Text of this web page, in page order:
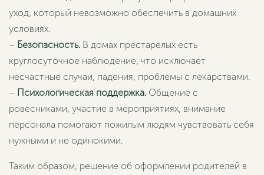
уход, который невозможно обеспечить в домашних
условиях.
– Безопасность. В домах престарелых есть
круглосуточное наблюдение, что исключает
несчастные случаи, падения, проблемы с лекарствами.
– Психологическая поддержка. Общение с
ровесниками, участие в мероприятиях, внимание
персонала помогают пожилым людям чувствовать себя
нужными и не одинокими.
Таким образом, решение об оформлении родителей в